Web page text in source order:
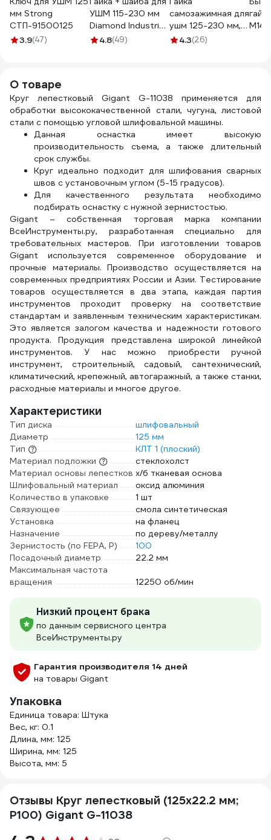
мм Strong
СТП-91500125
3.9(47)
УШМ 115-230 мм
Diamond Industrial
DIDM14GFL
4.8(49)
самозажимная для
ушм 125-230 мм,
М14 (тип Bosch)
4.3(26)
М14
О товаре
Круг лепестковый Gigant G-11038 применяется для
обработки высококачественной стали, чугуна, листовой
стали с помощью угловой шлифовальной машины.
Данная оснастка имеет высокую
производительность съема, а также длительный
срок службы.
Круг идеально подходит для шлифования сварных
швов с установочным углом (5-15 градусов).
Для качественного результата необходимо
подбирать оснастку с нужной зернистостью.
Gigant – собственная торговая марка компании
ВсеИнструменты.ру, разработанная специально для
требовательных мастеров. При изготовлении товаров
Gigant используется современное оборудование и
прочные материалы. Производство осуществляется на
современных предприятиях России и Азии. Тестирование
товаров осуществляется в два этапа, каждая партия
инструментов проходит проверку на соответствие
стандартам и заявленным техническим характеристикам.
Это является залогом качества и надежности готового
продукта. Продукция представлена широкой линейкой
инструментов. У нас можно приобрести ручной
инструмент, строительный, садовый, сантехнический,
климатический, крепежный, автогаражный, а также станки,
расходные материалы и многое другое.
Характеристики
Тип диска
шлифовальный
Диаметр
125 мм
Тип
КЛТ 1 (плоский)
Материал подложки
стеклохолст
Материал основы лепестков х/б тканевая основа
Шлифовальный материал
оксид алюминия
Количество в упаковке
1 шт
Связующее
смола синтетическая
Установка
на фланец
Назначение
по дереву/металлу
Зернистость (по FEPA, P)
100
Посадочный диаметр
22.2 мм
Максимальная частота
вращения
12250 об/мин
Низкий процент брака
по данным сервисного центра
ВсеИнструменты.ру
Гарантия производителя 14 дней
на товары Gigant
Упаковка
Единица товара: Штука
Вес, кг: 0.1
Длина, мм: 125
Ширина, мм: 125
Высота, мм: 5
Отзывы Круг лепестковый (125x22.2 мм;
P100) Gigant G-11038